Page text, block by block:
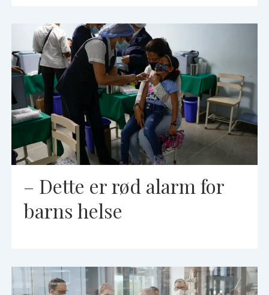
– Dette er rød alarm for
barns helse